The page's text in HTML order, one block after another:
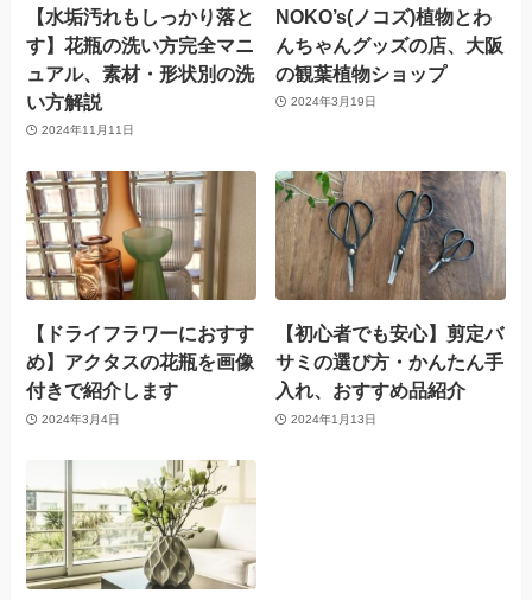
【水垢汚れもしっかり落と
す】花瓶の洗い方完全マニ
ュアル、素材・形状別の洗
い方解説
2024年11月11日
NOKO’s(ノコズ)植物とわ
んちゃんグッズの店、大阪
の観葉植物ショップ
2024年3月19日
【ドライフラワーにおすす
め】アクタスの花瓶を画像
付きで紹介します
2024年3月4日
【初心者でも安心】剪定バ
サミの選び方・かんたん手
入れ、おすすめ品紹介
2024年1月13日